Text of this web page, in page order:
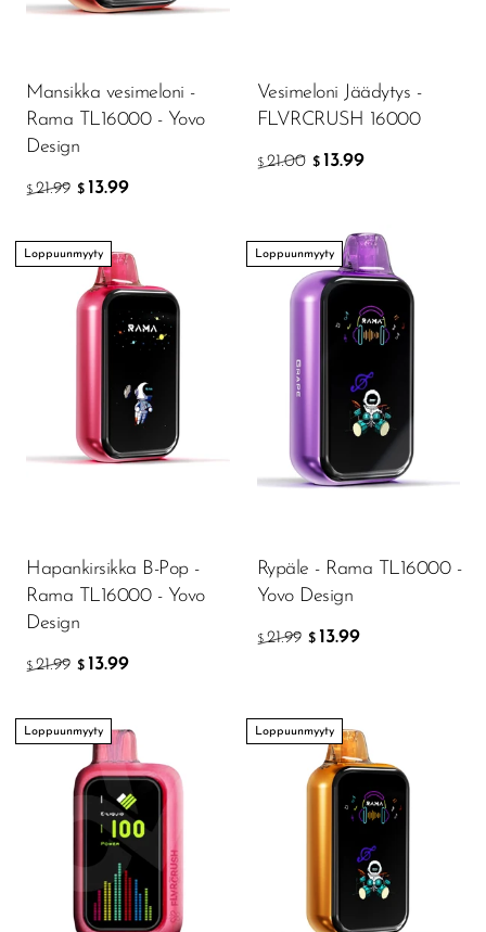
Mansikka vesimeloni -
Rama TL16000 - Yovo
Design
$ 21.99 $ 13.99
Vesimeloni Jäädytys -
FLVRCRUSH 16000
$ 21.00 $ 13.99
Loppuunmyyty
Hapankirsikka B-Pop -
Rama TL16000 - Yovo
Design
$ 21.99 $ 13.99
Loppuunmyyty
Rypäle - Rama TL16000 -
Yovo Design
$ 21.99 $ 13.99
Loppuunmyyty Loppuunmyyty